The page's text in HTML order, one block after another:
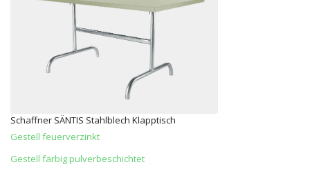
Schaffner SÄNTIS Stahlblech Klapptisch
Gestell feuerverzinkt
Gestell farbig pulverbeschichtet